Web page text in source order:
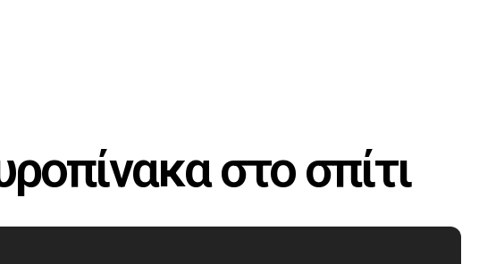
στο σπίτι